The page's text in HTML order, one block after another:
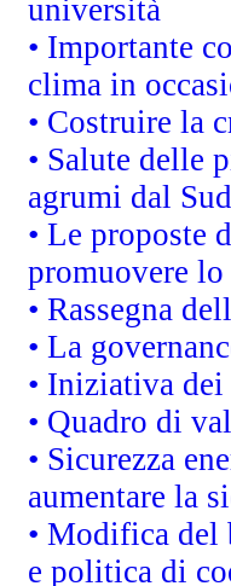
università
• Importante
clima in
• Costruire la
• Salute delle
agrumi dal
• Le proposte
promuovere
• Rassegna
• La
• Iniziativa
• Quadro di
• Sicurezza
aumentare la
• Modifica del
e politica di